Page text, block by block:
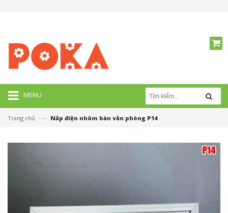
MENU
Trang chủ —› Nắp điện nhôm bàn văn phòng P14